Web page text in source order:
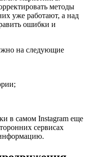
методы
уже работают, а над
ошибки и
на следующие
в самом Instagram еще
сервисах